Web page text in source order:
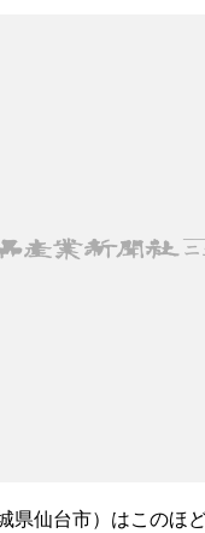
県仙台市）はこのほ